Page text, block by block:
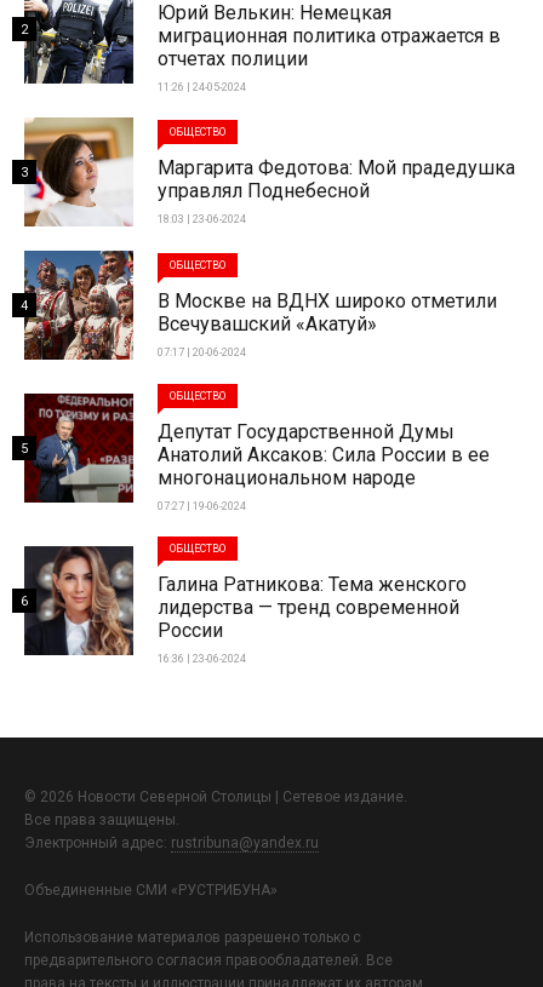
Юрий Велькин: Немецкая
миграционная политика отражается в
отчетах полиции
11:26 | 24-05-2024
2
ОБЩЕСТВО
Маргарита Федотова: Мой прадедушка
управлял Поднебесной
18:03 | 23-06-2024
3
ОБЩЕСТВО
В Москве на ВДНХ широко отметили
Всечувашский «Акатуй»
07:17 | 20-06-2024
4
ОБЩЕСТВО
Депутат Государственной Думы
Анатолий Аксаков: Сила России в ее
многонациональном народе
07:27 | 19-06-2024
5
ОБЩЕСТВО
Галина Ратникова: Тема женского
лидерства — тренд современной
России
16:36 | 23-06-2024
6
© 2026 Новости Северной Столицы | Сетевое издание.
Все права защищены.
Электронный адрес: rustribuna@yandex.ru
Объединенные СМИ «РУСТРИБУНА»
Использование материалов разрешено только с
предварительного согласия правообладателей. Все
права на тексты и иллюстрации принадлежат их авторам.